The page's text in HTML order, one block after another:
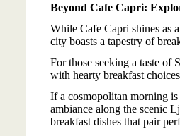
Beyond Cafe Capri:
While Cafe Capri shines as
city boasts a tapestry of
For those seeking a taste of
with hearty breakfast
If a cosmopolitan morning
ambiance along the scenic
breakfast dishes that pair